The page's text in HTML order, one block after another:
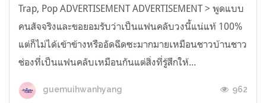
Trap, Pop ADVERTISEMENT ADVERTISEMENT > พูดแบบ
คนสัจจริงและขอยอมรับว่าเป็นแฟนคลับวงนี้แน่แท้ 100%
แต่ก็ไม่ได้เข้าข้างหรืออัดฉีดซะมากมายเหมือนชาวบ้านชาว
ช่องที่เป็นแฟนคลับเหมือนกันแต่สิ่งที่รู้สึกให้...
guemuihwanhyang 962